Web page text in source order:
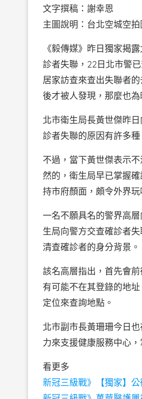
文字撰稿：謝幸恩
主圖說明：台北空城空
《毅傳媒》昨日獨家揭
診者失聯，22日北市警
居家訪查來查出失聯者
後才被人發現，那麼也為
北市衛生局長黃世傑昨
診者失聯的原因有許多
不過，當下黃世傑表示
然的，衛生局早已掌握
持市府顏面，頗令外界玩
一名不願具名的警界高
生局向警方交查確診者
清查確診者的身分背景。
該名高層指出，首先會
有可能不在其登錄的地
定位來查詢地點。
北市副市長黃珊珊今日
力來支援健康服務中心
看更多
新冠三級戰》【獨家】